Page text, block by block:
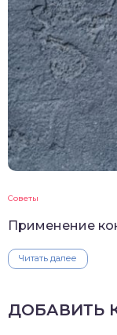
Советы
Применение
Читать далее
ДОБАВИТЬ